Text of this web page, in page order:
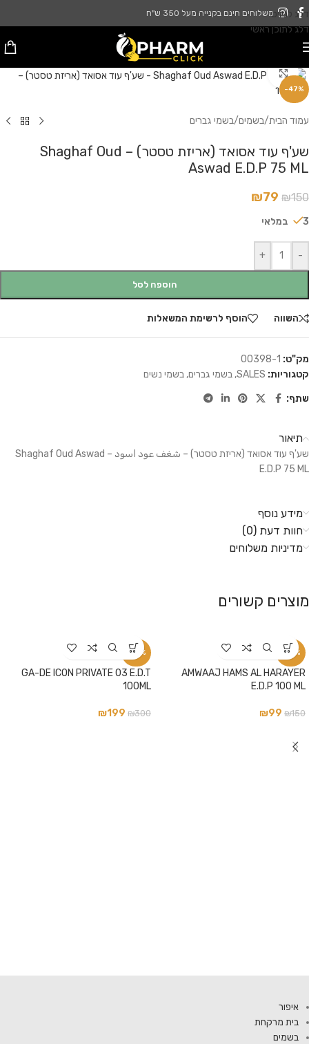
דלג לניווט
דלג לתוכן ראשי
משלוחים חינם בקנייה מעל 350 ש"ח
-47%
לחץ להגדלה
עמוד הבית/בשמים/בשמי גברים
שע'ף עוד אסואד (אריזת טסטר) – Shaghaf Oud
Aswad E.D.P 75 ML
₪150
₪79
3 במלאי
-
+
הוספה לסל
השווה הוסף לרשימת המשאלות
מק"ט: 00398-1
קטגוריות: SALES
, בשמי גברים, בשמי נשים
שתף:
תיאור
שע'ף עוד אסואד (אריזת טסטר) – شغف عود اسود – Shaghaf Oud Aswad
E.D.P 75 ML
מידע נוסף
חוות דעת (0)
מדיניות משלוחים
מוצרים קשורים
-34%
AMWAAJ HAMS AL HARAYER
E.D.P 100 ML
₪150
₪99
-34%
GA-DE ICON PRIVATE 03 E.D.T
100ML
₪300
₪199
איפור
בית מרקחת
בשמים